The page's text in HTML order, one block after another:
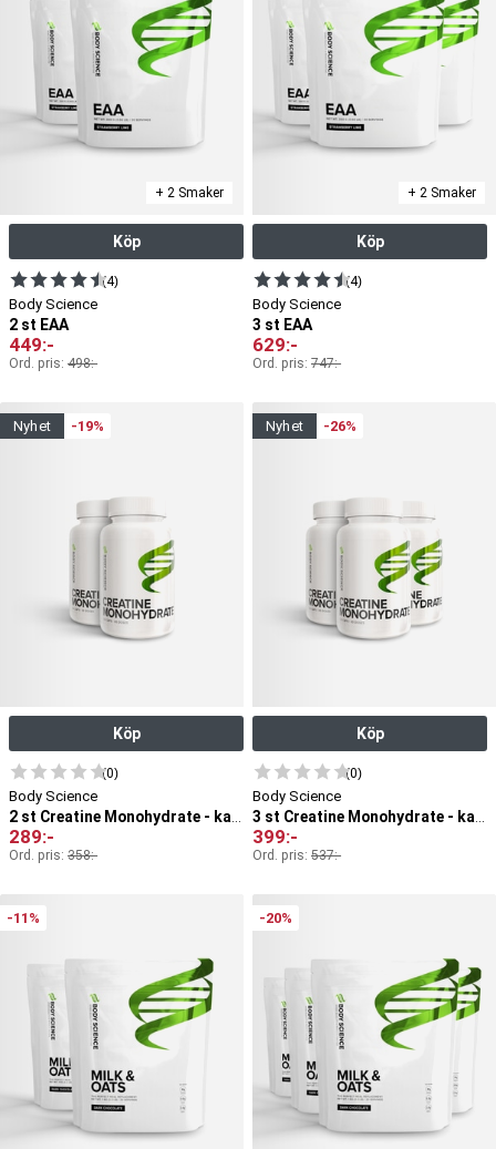
+ 2 Smaker
Köp
(4)
Body Science
2 st EAA
449:-
Ord. pris: 498:-
+ 2 Smaker
Köp
(4)
Body Science
3 st EAA
629:-
Ord. pris: 747:-
nyhet -19%
Köp
(0)
Body Science
2 st Creatine Monohydrate - kapslar
289:-
Ord. pris: 358:-
nyhet -26%
Köp
(0)
Body Science
3 st Creatine Monohydrate - kapslar
399:-
Ord. pris: 537:-
-11% -20%